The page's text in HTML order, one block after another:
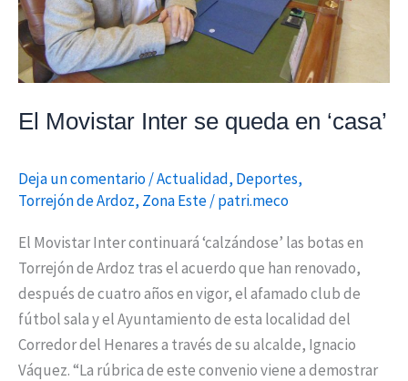
El Movistar Inter se queda en ‘casa’
Deja un comentario/Actualidad, Deportes,
Torrejón de Ardoz, Zona Este/patri.meco
El Movistar Inter continuará ‘calzándose’ las botas en
Torrejón de Ardoz tras el acuerdo que han renovado,
después de cuatro años en vigor, el afamado club de
fútbol sala y el Ayuntamiento de esta localidad del
Corredor del Henares a través de su alcalde, Ignacio
Váquez. “La rúbrica de este convenio viene a demostrar